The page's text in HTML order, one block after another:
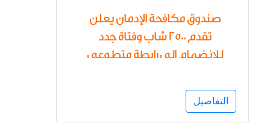
صندوق مكافحة الإدمان يعلن
تقدم 2500 شاب وفتاة جدد
للانضمام إلى رابطة متطوعي
التفاصيل